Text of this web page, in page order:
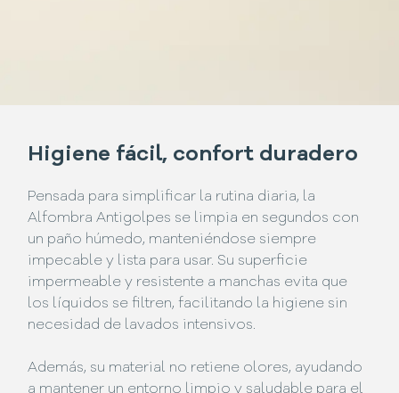
Higiene fácil, confort duradero
Pensada para simplificar la rutina diaria, la
Alfombra Antigolpes se limpia en segundos con
un paño húmedo, manteniéndose siempre
impecable y lista para usar. Su superficie
impermeable y resistente a manchas evita que
los líquidos se filtren, facilitando la higiene sin
necesidad de lavados intensivos.
Además, su material no retiene olores, ayudando
a mantener un entorno limpio y saludable para el